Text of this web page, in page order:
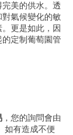
美的供水。透
氣候變化的敏
更是如此，因
定制葡萄園管
，您的詢問會由
如有造成不便